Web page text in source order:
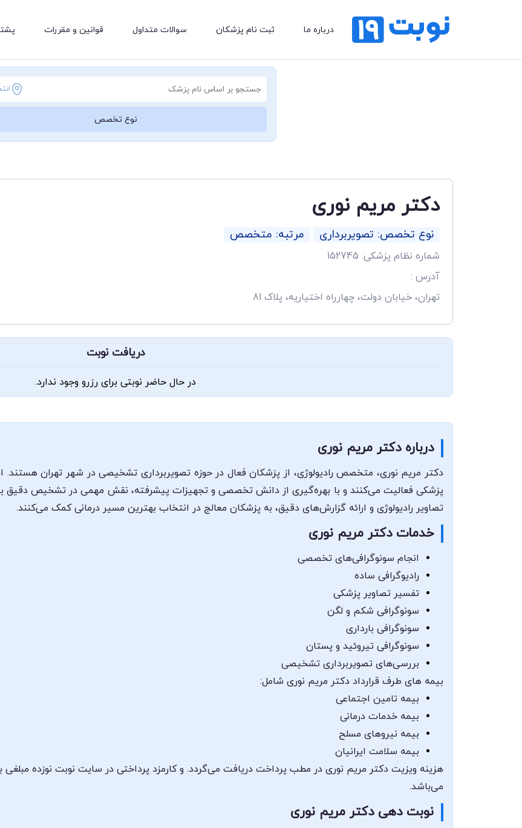
درباره ما ثبت نام پزشکان سوالات متداول قوانین و مقررات
نوع تخصص
دکتر مریم نوری
نوع تخصص: تصویربرداری مرتبه: متخصص
شماره نظام پزشکی: 152745
آدرس :
تهران، خیابان دولت، چهارراه اختیاریه، پلاک 81
دریافت نوبت
در حال حاضر نوبتی برای رزرو وجود ندارد.
درباره دکتر مریم نوری
دکتر مریم نوری، متخصص رادیولوژی، از پزشکان فعال در حوزه تصویربرداری تشخیصی در شهر تهران هستند.
پزشکی فعالیت می‌کنند و با بهره‌گیری از دانش تخصصی و تجهیزات پیشرفته، نقش مهمی در تشخیص دقیق
تصاویر رادیولوژی و ارائه گزارش‌های دقیق، به پزشکان معالج در انتخاب بهترین مسیر درمانی کمک می‌کنند.
خدمات دکتر مریم نوری
انجام سونوگرافی‌های تخصصی
رادیوگرافی ساده
تفسیر تصاویر پزشکی
سونوگرافی شکم و لگن
سونوگرافی بارداری
سونوگرافی تیروئید و پستان
بررسی‌های تصویربرداری تشخیصی
بیمه های طرف قرارداد دکتر مریم نوری شامل:
بیمه تامین اجتماعی
بیمه خدمات درمانی
بیمه نیروهای مسلح
بیمه سلامت ایرانیان
هزینه ویزیت دکتر مریم نوری در مطب پرداخت دریافت می‌گردد. و کارمزد پرداختی در سایت نوبت نوزده
می‌باشد.
نوبت دهی دکتر مریم نوری